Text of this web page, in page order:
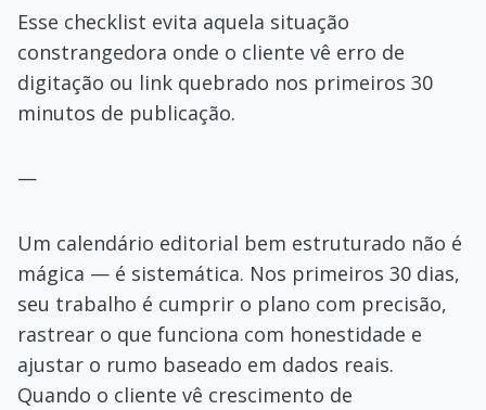
Esse checklist evita aquela situação
constrangedora onde o cliente vê erro de
digitação ou link quebrado nos primeiros 30
minutos de publicação.
—
Um calendário editorial bem estruturado não é
mágica — é sistemática. Nos primeiros 30 dias,
seu trabalho é cumprir o plano com precisão,
rastrear o que funciona com honestidade e
ajustar o rumo baseado em dados reais.
Quando o cliente vê crescimento de